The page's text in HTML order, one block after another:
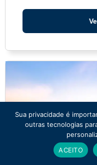
Sua privacidade é
outras tecnologias
ACEITO